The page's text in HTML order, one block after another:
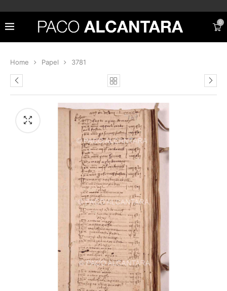
0
Home Papel 3781